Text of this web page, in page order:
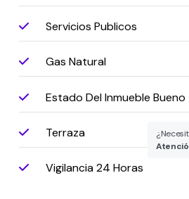
Servicios Publicos
Gas Natural
Estado Del Inmueble Bueno
Terraza
Vigilancia 24 Horas